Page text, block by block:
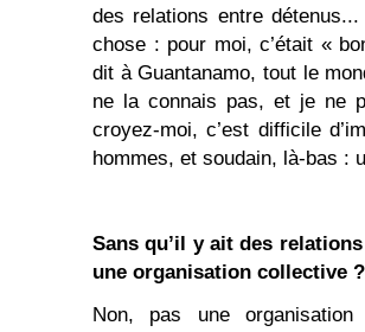
des relations entre
chose : pour moi, c’était «
dit à Guantanamo, tout le
ne la connais pas, et je ne
croyez-moi, c’est difficile
hommes, et soudain, là-bas :
Sans qu’il y ait des
une organisation collective ?
Non,
pas une organisation